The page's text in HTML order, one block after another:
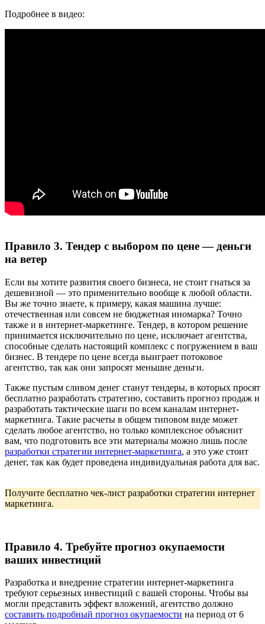
Подробнее в видео:
Правило 3. Тендер с выбором по цене — деньги
на ветер
Если вы хотите развития своего бизнеса, не стоит гнаться за
дешевизной — это применительно вообще к любой области.
Вы же точно знаете, к примеру, какая машина лучше:
отечественная или совсем не бюджетная иномарка? Точно
также и в интернет-маркетинге. Тендер, в котором решение
принимается исключительно по цене, исключает агентства,
способные сделать настоящий комплекс с погружением в ваш
бизнес. В тендере по цене всегда выиграет потоковое
агентство, так как они запросят меньшие деньги.
Также пустым сливом денег станут тендеры, в которых просят
бесплатно разработать стратегию, составить прогноз продаж и
разработать тактические шаги по всем каналам интернет-
маркетинга. Такие расчеты в общем типовом виде может
сделать любое агентство, но только комплексное объяснит
вам, что подготовить все эти материалы можно лишь после
разработки стратегии интернет-маркетинга, а это уже стоит
денег, так как будет проведена индивидуальная работа для вас.
Получите бесплатно чек-лист разработки стратегии интернет
маркетинга.
Правило 4. Требуйте прогноз окупаемости
ваших инвестиций
Разработка и внедрение стратегии интернет-маркетинга
требуют серьезных инвестиций с вашей стороны. Чтобы вы
могли представить эффект вложений, агентство должно
составить подробный прогноз окупаемости на период от 6